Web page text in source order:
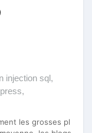
injection sql,
,
les grosses pl